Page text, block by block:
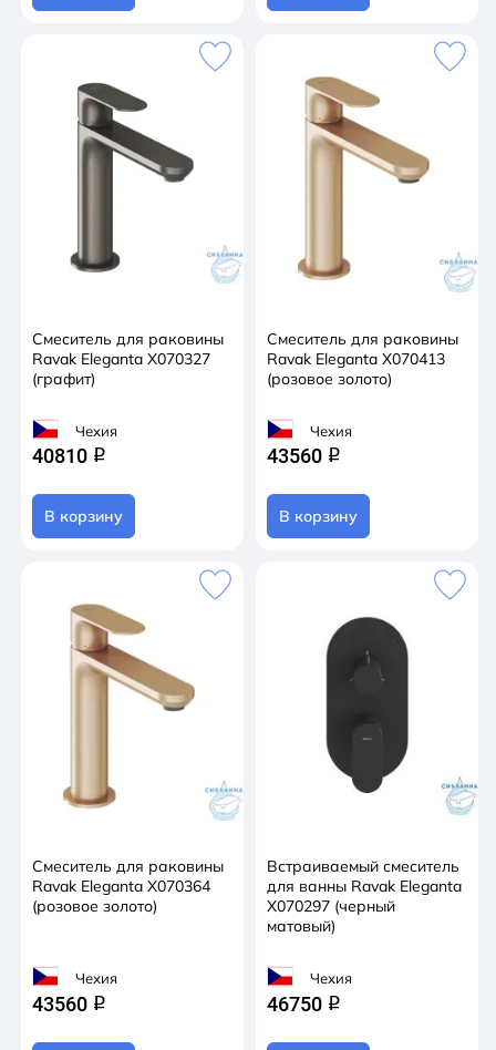
Смеситель для раковины
Ravak Eleganta X070327
(графит)
Чехия
40810 q
В корзину
Смеситель для раковины
Ravak Eleganta X070413
(розовое золото)
Чехия
43560 q
В корзину
Смеситель для раковины
Ravak Eleganta X070364
(розовое золото)
Чехия
43560 q
Встраиваемый смеситель
для ванны Ravak Eleganta
X070297 (черный
матовый)
Чехия
46750 q